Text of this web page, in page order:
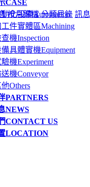
CASE
動化設備Automation
件實體區Machining
機Inspection
備具體實機Equipment
機Experiment
機Conveyor
Others
PARTNERS
NEWS
CONTACT US
LOCATION
按月歸檔 分類目錄 訊